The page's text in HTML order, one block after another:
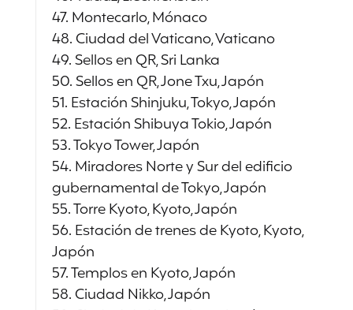
47. Montecarlo, Mónaco
48. Ciudad del Vaticano, Vaticano
49. Sellos en QR, Sri Lanka
50. Sellos en QR, Jone Txu, Japón
51. Estación Shinjuku, Tokyo, Japón
52. Estación Shibuya Tokio, Japón
53. Tokyo Tower, Japón
54. Miradores Norte y Sur del edificio
gubernamental de Tokyo, Japón
55. Torre Kyoto, Kyoto, Japón
56. Estación de trenes de Kyoto, Kyoto,
Japón
57. Templos en Kyoto, Japón
58. Ciudad Nikko, Japón